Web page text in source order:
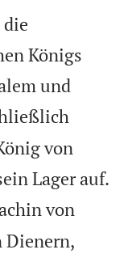
Königs
und
von
Lager auf.
von
Dienern,